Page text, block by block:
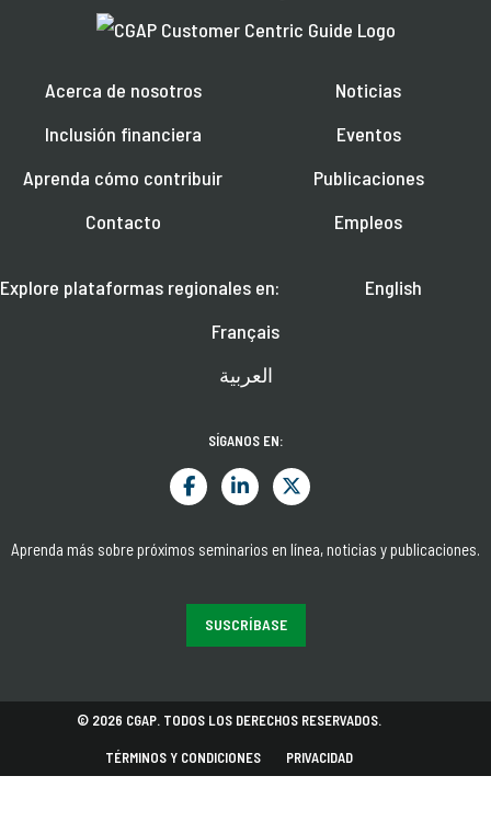
Acerca de nosotros
Inclusión financiera
Aprenda cómo contribuir
Contacto
Noticias
Eventos
Publicaciones
Empleos
Explore plataformas regionales en:
English
Français
العربية
SÍGANOS EN:
Aprenda más sobre próximos seminarios en línea, noticias y publicaciones.
SUSCRÍBASE
© 2026 CGAP. TODOS LOS DERECHOS RESERVADOS.
TÉRMINOS Y CONDICIONES PRIVACIDAD